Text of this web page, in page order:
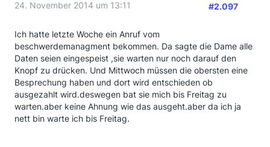
24. November 2014 um 13:11 #2.097
Ich hatte letzte Woche ein Anruf vom
beschwerdemanagment bekommen. Da sagte die Dame alle
Daten seien eingespeist ,sie warten nur noch darauf den
Knopf zu drücken. Und Mittwoch müssen die obersten eine
Besprechung haben und dort wird entschieden ob
ausgezahlt wird.deswegen bat sie mich bis Freitag zu
warten.aber keine Ahnung wie das ausgeht.aber da ich ja
nett bin warte ich bis Freitag.